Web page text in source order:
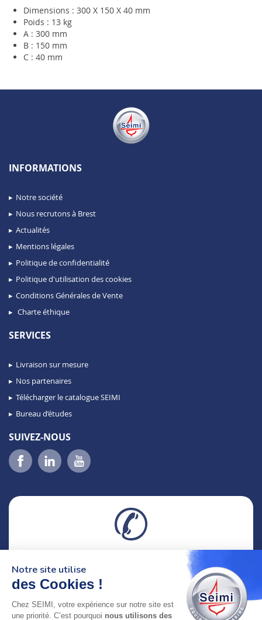
Dimensions : 300 X 150 X 40 mm
Poids : 13 kg
A : 300 mm
B : 150 mm
C : 40 mm
INFORMATIONS
Notre société
Nous recrutons à Brest
Actualités
Mentions légales
Politique de confidentialité
Politique d'utilisation des cookies
Conditions Générales de Vente
Charte éthique
SERVICES
Livraison sur mesure
Nos partenaires
Télécharger le catalogue SEIMI
Bureau d’études
SUIVEZ-NOUS
8h-12h30 & 13h30-18h
adresse : 75 Rue Amiral Troude,
29200 Brest FRANCE
Notre site utilise
des Cookies !
Chez SEIMI, votre expérience sur notre site est
une priorité. C’est pourquoi nous utilisons des